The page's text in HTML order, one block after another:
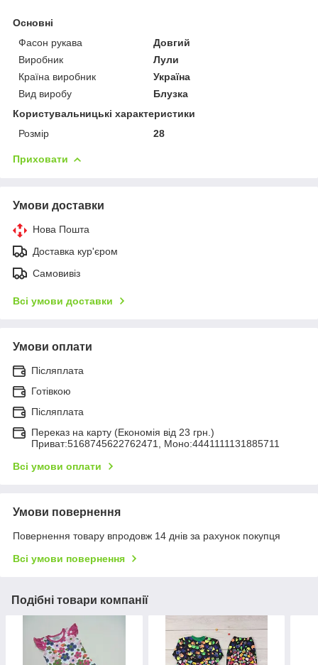
Основні
Фасон рукава
Довгий
Виробник
Лули
Країна виробник
Україна
Вид виробу
Блузка
Користувальницькі характеристики
Розмір
28
Приховати
Умови доставки
Нова Пошта
Доставка кур'єром
Самовивіз
Всі умови доставки
Умови оплати
Післяплата
Готівкою
Післяплата
Переказ на карту (Економія від 23 грн.)
Приват:5168745622762471, Моно:4441111131885711
Всі умови оплати
Умови повернення
Повернення товару впродовж 14 днів за рахунок покупця
Всі умови повернення
Подібні товари компанії